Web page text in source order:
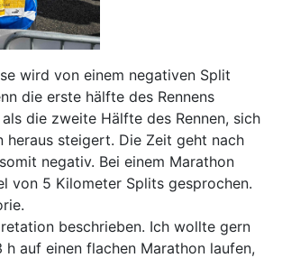
wird von einem negativen Split
die erste hälfte des Rennens
die zweite Hälfte des Rennen, sich
heraus steigert. Die Zeit geht nach
negativ. Bei einem Marathon
von 5 Kilometer Splits gesprochen.
beschrieben. Ich wollte gern
h auf einen flachen Marathon laufen,